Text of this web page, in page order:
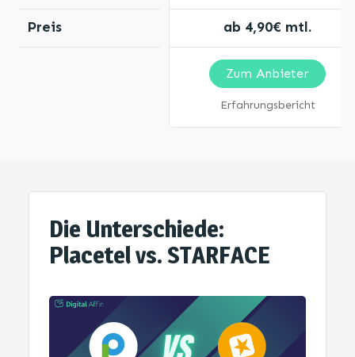
Preis ab 4,90€ mtl.
Zum Anbieter
Erfahrungsbericht
Die Unterschiede:
Placetel vs. STARFACE